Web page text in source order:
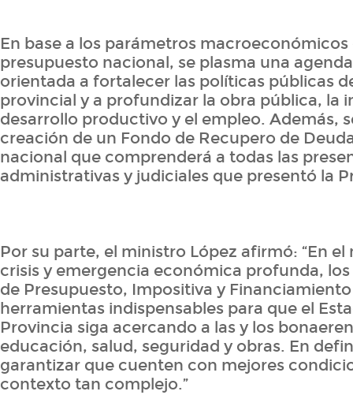
En base a los parámetros
presupuesto nacional, se plasma una
orientada a fortalecer las políticas públicas
provincial y a profundizar la obra pública, la
desarrollo productivo y el empleo. Además,
creación de un Fondo de Recupero de
nacional que comprenderá a todas las
administrativas y judiciales que presentó la
Por su parte, el ministro López afirmó: “En
crisis y emergencia económica profunda,
de Presupuesto, Impositiva y
herramientas indispensables para que el
Provincia siga acercando a las y los
educación, salud, seguridad y obras. En
garantizar que cuenten con mejores
contexto tan complejo.”